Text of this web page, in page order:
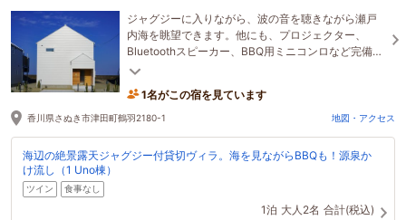
ジャグジーに入りながら、波の音を聴きながら瀬戸
内海を眺望できます。他にも、プロジェクター、
Bluetoothスピーカー、BBQ用ミニコンロなど完備。
2階でBBQできます。
1名がこの宿を見ています
香川県さぬき市津田町鶴羽2180-1 地図・アクセス
海辺の絶景露天ジャグジー付貸切ヴィラ。海を見ながらBBQも！源泉か
け流し（1 Uno棟）
ツイン 食事なし
1泊 大人2名 合計(税込)